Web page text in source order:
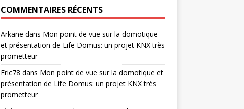
COMMENTAIRES RÉCENTS
Arkane dans Mon point de vue sur la domotique
et présentation de Life Domus: un projet KNX très
prometteur
Eric78 dans Mon point de vue sur la domotique et
présentation de Life Domus: un projet KNX très
prometteur